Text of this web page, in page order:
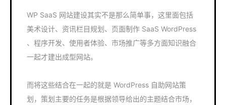
WP SaaS 网站建设其实不是那么简单事，这里面包括
美术设计、资讯栏目规划、页面制作 SaaS WordPress
、程序开发、使用者体验、市场推广等多方面知识融合
一起才建出成型网站。
而将这些结合在一起的就是 WordPress 自助网站策
划，策划主要的任务是根据领导给出的主题结合市场，